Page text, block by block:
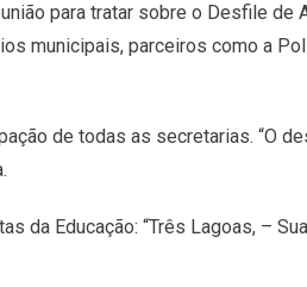
para tratar sobre o Desfile de
municipais, parceiros como a
de todas as secretarias. “O
da Educação: “Três Lagoas, –